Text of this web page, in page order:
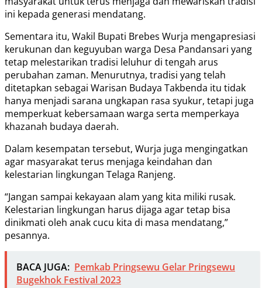
ini kepada generasi mendatang.
Sementara itu, Wakil Bupati Brebes Wurja mengapresiasi
kerukunan dan keguyuban warga Desa Pandansari yang
tetap melestarikan tradisi leluhur di tengah arus
perubahan zaman. Menurutnya, tradisi yang telah
ditetapkan sebagai Warisan Budaya Takbenda itu tidak
hanya menjadi sarana ungkapan rasa syukur, tetapi juga
memperkuat kebersamaan warga serta memperkaya
khazanah budaya daerah.
Dalam kesempatan tersebut, Wurja juga mengingatkan
agar masyarakat terus menjaga keindahan dan
kelestarian lingkungan Telaga Ranjeng.
“Jangan sampai kekayaan alam yang kita miliki rusak.
Kelestarian lingkungan harus dijaga agar tetap bisa
dinikmati oleh anak cucu kita di masa mendatang,”
pesannya.
BACA JUGA: Pemkab Pringsewu Gelar Pringsewu
Bugekhok Festival 2023